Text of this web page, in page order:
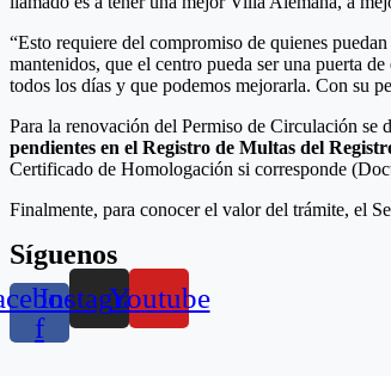
“Esto requiere del compromiso de quienes
mantenidos, que el centro pueda ser una puerta
todos los días y que podemos mejorarla. Con su
Para la renovación del Permiso de Circulación se
pendientes en el Registro de Multas del
Certificado de Homologación si corresponde
Finalmente, para conocer el valor del trámite, el
Síguenos
f
InstagramYoutube